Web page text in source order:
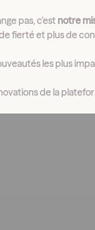
pas, c’estnotre
fierté et plus de
les plus
de la